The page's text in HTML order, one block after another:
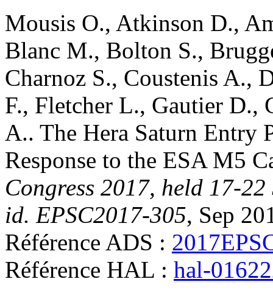
Mousis O., Atkinson D.,
Blanc M., Bolton S.,
Charnoz S., Coustenis A.,
F., Fletcher L., Gautier D.,
A.. The Hera Saturn Entry
Response to the ESA M5
Congress 2017, held 17-
id. EPSC2017-305, Sep
Référence ADS :
Référence HAL : hal-